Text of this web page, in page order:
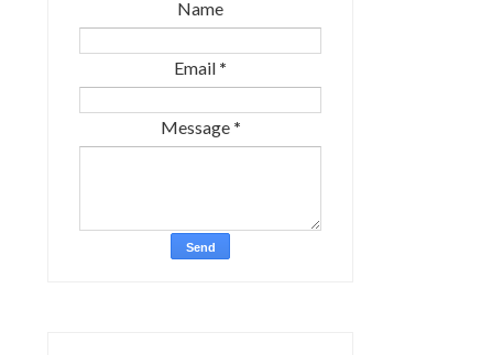
Name
Email *
Message *